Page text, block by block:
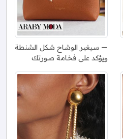
سيغير الوشاح شكل الشنطة
ويؤكد على فخامة صورتك